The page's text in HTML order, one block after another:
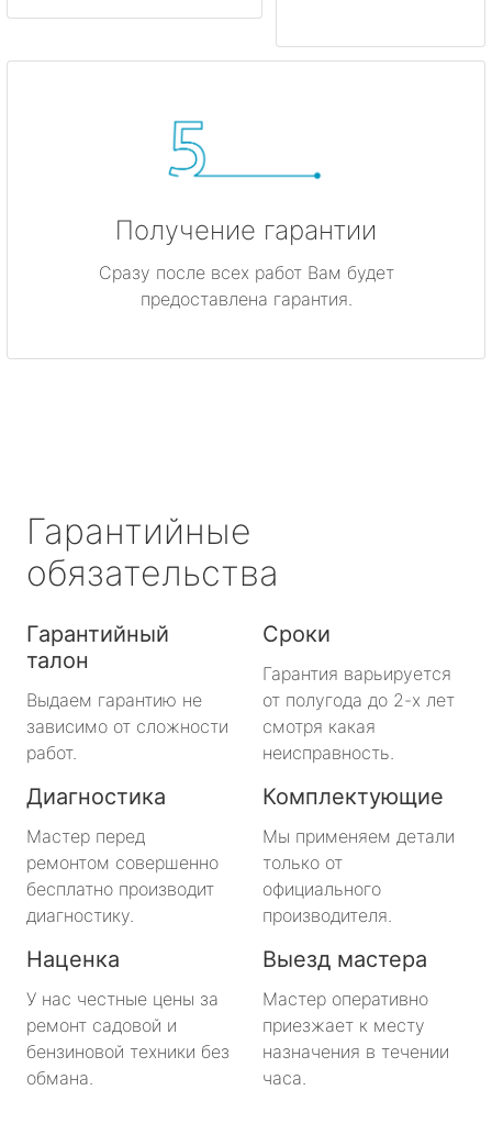
Получение гарантии
Сразу после всех работ Вам будет
предоставлена гарантия.
Гарантийные
обязательства
Гарантийный
талон
Выдаем гарантию не
зависимо от сложности
работ.
Сроки
Гарантия варьируется
от полугода до 2-х лет
смотря какая
неисправность.
Диагностика
Мастер перед
ремонтом совершенно
бесплатно производит
диагностику.
Комплектующие
Мы применяем детали
только от
официального
производителя.
Наценка
У нас честные цены за
ремонт садовой и
бензиновой техники без
обмана.
Выезд мастера
Мастер оперативно
приезжает к месту
назначения в течении
часа.